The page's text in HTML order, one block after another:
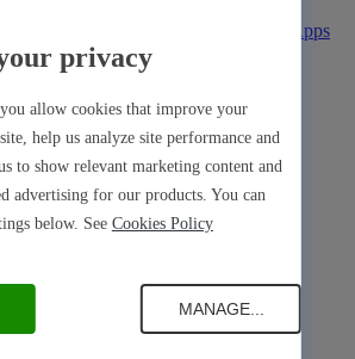
Lösung mit vielen Premium-Tools & -Apps
Security
mit mehreren Premium-Tools
privacy
allow cookies that improve your
help us analyze site performance and
to show relevant marketing content and
advertising for our products. You can
below. See Cookies Policy
MANAGE...